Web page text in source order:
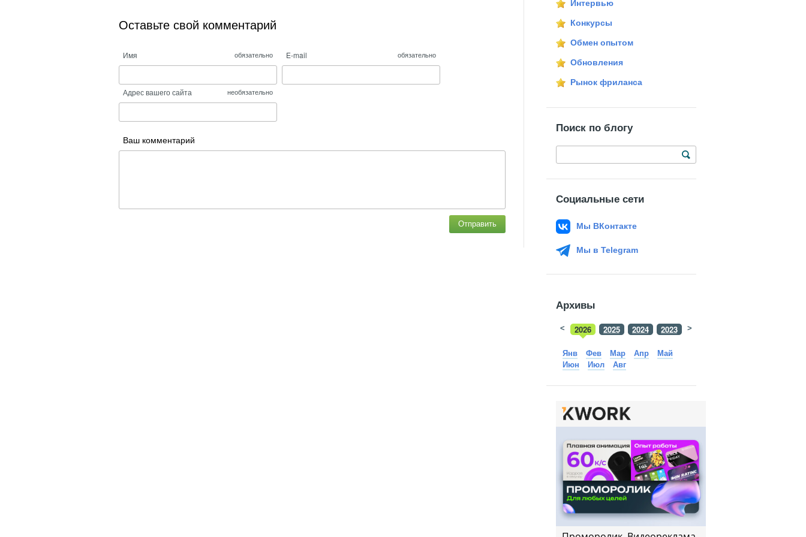
Оставьте свой комментарий
Имя обязательно E-mail обязательно
Адрес вашего сайта необязательно
Ваш комментарий
Отправить
Интервью
Конкурсы
Обмен опытом
Обновления
Рынок фриланса
Поиск по блогу
Социальные сети
Мы ВКонтакте
Мы в Telegram
Архивы
2026 2025 2024 2023 2022
< >
Янв Фев Мар Апр
Май
Июн
Июл Авг